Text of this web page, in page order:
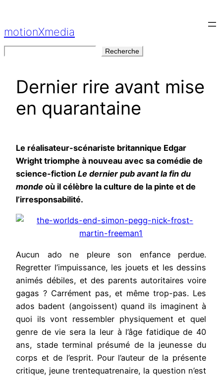
contenu
motionXmedia
Recherche
Dernier rire avant mise
en quarantaine
Le réalisateur-scénariste britannique Edgar
Wright triomphe à nouveau avec sa comédie de
science-fiction Le dernier pub avant la fin du
monde où il célèbre la culture de la pinte et de
l’irresponsabilité.
Aucun ado ne pleure son enfance perdue.
Regretter l’impuissance, les jouets et les dessins
animés débiles, et des parents autoritaires voire
gagas ? Carrément pas, et même trop-pas. Les
ados badent (angoissent) quand ils imaginent à
quoi ils vont ressembler physiquement et quel
genre de vie sera la leur à l’âge fatidique de 40
ans, stade terminal présumé de la jeunesse du
corps et de l’esprit. Pour l’auteur de la présente
critique, jeune trentequatrenaire, la question n’est